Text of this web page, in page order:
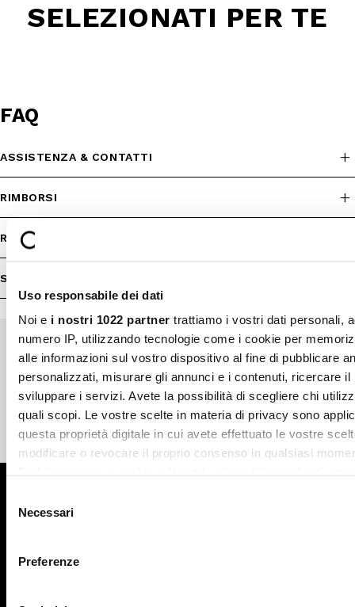
Uso responsabile dei dati
Noi e i nostri 1022 partner trattiamo i vostri dati personali,
numero IP, utilizzando tecnologie come i cookie per
alle informazioni sul vostro dispositivo al fine di pubblicare
personalizzati, misurare gli annunci e i contenuti, ricercare il
sviluppare i servizi. Avete la possibilità di scegliere chi
quali scopi. Le vostre scelte in materia di privacy sono
questa proprietà digitale in cui avete effettuato le vostre
modificare o revocare il proprio consenso in qualsiasi
Con il tuo consenso, vorremmo anche:
Identificare il tuo dispositivo, scansionandolo
delNecessari
Preferenze
SELEZIONATI PER TE
FAQ
ASSISTENZA & CONTATTI
RIMBORSI
RESI
SHOP INFO
Pagamenti sicuri Spedizione veloce
Reso gratuito in store Supporto garantito